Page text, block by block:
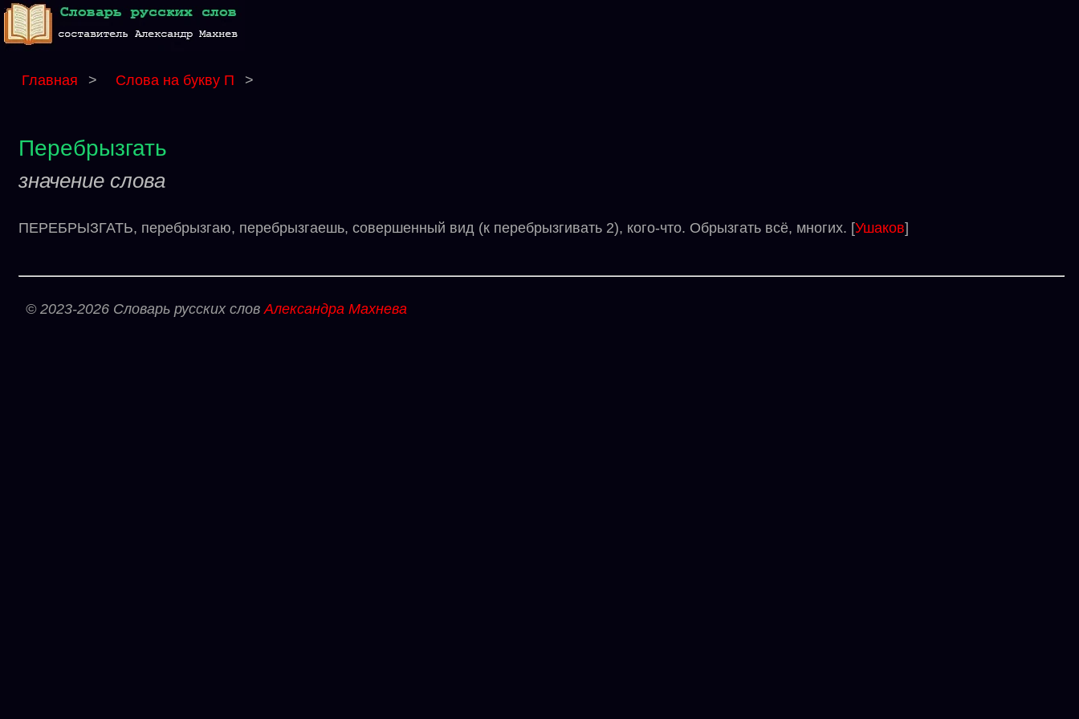
Главная > Слова на букву П >
Перебрызгать
значение слова
ПЕРЕБРЫЗГАТЬ, перебрызгаю, перебрызгаешь, совершенный вид (к перебрызгивать 2), кого-что. Обрызгать всё, многих. [Ушаков]
© 2023-2026 Словарь русских словАлександра Махнева